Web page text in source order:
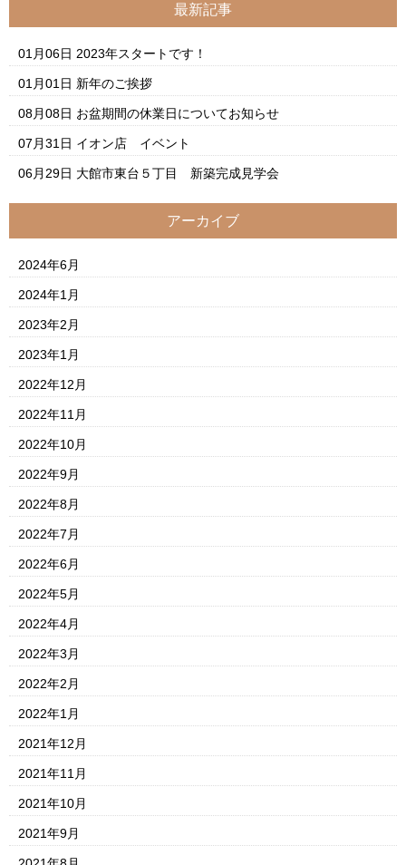
最新記事
01月06日 2023年スタートです！
01月01日 新年のご挨拶
08月08日 お盆期間の休業日についてお知らせ
07月31日 イオン店 イベント
06月29日 大館市東台５丁目 新築完成見学会
アーカイブ
2024年6月
2024年1月
2023年2月
2023年1月
2022年12月
2022年11月
2022年10月
2022年9月
2022年8月
2022年7月
2022年6月
2022年5月
2022年4月
2022年3月
2022年2月
2022年1月
2021年12月
2021年11月
2021年10月
2021年9月